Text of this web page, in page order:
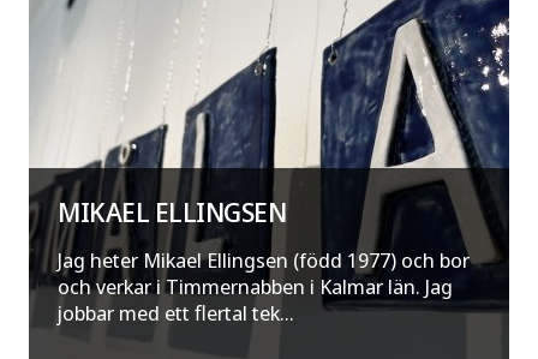
MIKAEL ELLINGSEN
Jag heter Mikael Ellingsen (född 1977) och bor
och verkar i Timmernabben i Kalmar län. Jag
jobbar med ett flertal tek...